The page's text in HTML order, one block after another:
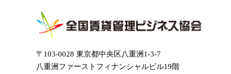
〒103-0028 東京都中央区八重洲1-3-7
八重洲ファーストフィナンシャルビル19階